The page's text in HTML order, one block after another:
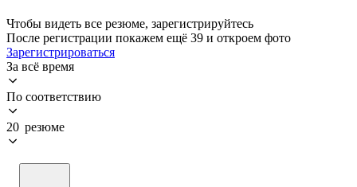
Чтобы видеть все резюме, зарегистрируйтесь
После регистрации покажем ещё 39 и откроем фото
Зарегистрироваться
За всё время
По соответствию
20 резюме